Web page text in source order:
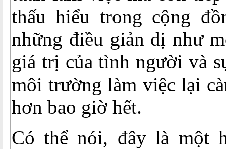
thấu hiểu trong cộng
những điều giản dị như
giá trị của tình người và
môi trường làm việc lại
hơn bao giờ hết.
Có thể nói, đây là một